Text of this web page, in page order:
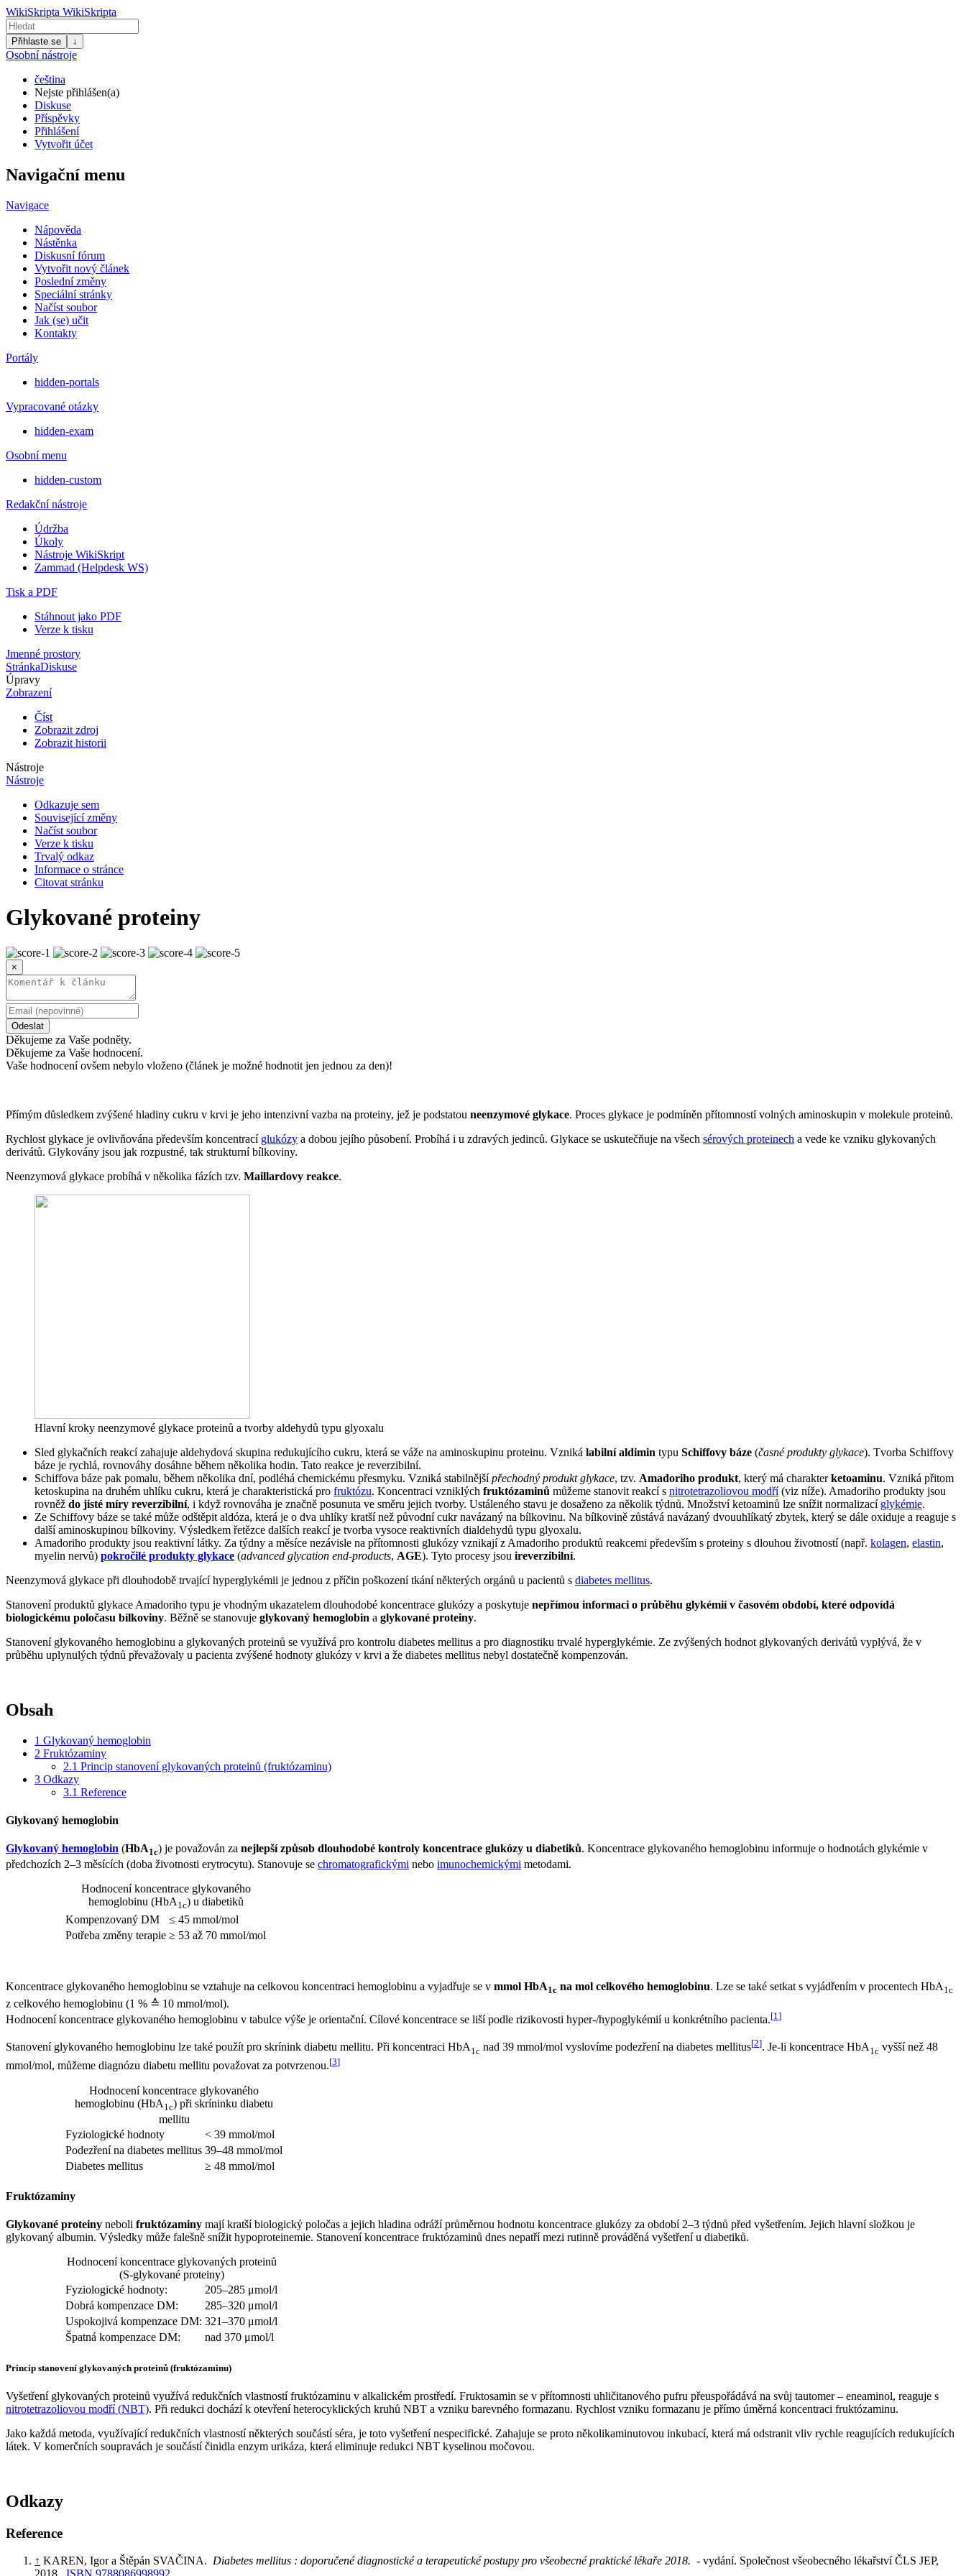
WikiSkripta WikiSkripta
Přihlaste se ↓
Osobní nástroje
čeština
Nejste přihlášen(a)
Diskuse
Příspěvky
Přihlášení
Vytvořit účet
Navigační menu
Navigace
Nápověda
Nástěnka
Diskusní fórum
Vytvořit nový článek
Poslední změny
Speciální stránky
Načíst soubor
Jak (se) učit
Kontakty
Portály
hidden-portals
Vypracované otázky
hidden-exam
Osobní menu
hidden-custom
Redakční nástroje
Údržba
Úkoly
Nástroje WikiSkript
Zammad (Helpdesk WS)
Tisk a PDF
Stáhnout jako PDF
Verze k tisku
Jmenné prostory
StránkaDiskuse
Úpravy
Zobrazení
Číst
Zobrazit zdroj
Zobrazit historii
Nástroje
Nástroje
Odkazuje sem
Související změny
Načíst soubor
Verze k tisku
Trvalý odkaz
Informace o stránce
Citovat stránku
Glykované proteiny
×
Odeslat
Děkujeme za Vaše podněty.
Děkujeme za Vaše hodnocení.
Vaše hodnocení ovšem nebylo vloženo (článek je možné hodnotit jen jednou za den)!
Přímým důsledkem zvýšené hladiny cukru v krvi je jeho intenzivní vazba na proteiny, jež je podstatou neenzymové glykace. Proces glykace je podmíněn přítomností volných aminoskupin v molekule proteinů.
Rychlost glykace je ovlivňována především koncentrací glukózy a dobou jejího působení. Probíhá i u zdravých jedinců. Glykace se uskutečňuje na všech sérových proteinech a vede ke vzniku glykovaných
derivátů. Glykovány jsou jak rozpustné, tak strukturní bílkoviny.
Neenzymová glykace probíhá v několika fázích tzv. Maillardovy reakce.
Hlavní kroky neenzymové glykace proteinů a tvorby aldehydů typu glyoxalu
Sled glykačních reakcí zahajuje aldehydová skupina redukujícího cukru, která se váže na aminoskupinu proteinu. Vzniká labilní aldimin typu Schiffovy báze (časné produkty glykace). Tvorba Schiffovy
báze je rychlá, rovnováhy dosáhne během několika hodin. Tato reakce je reverzibilní.
Schiffova báze pak pomalu, během několika dní, podléhá chemickému přesmyku. Vzniká stabilnějšípřechodný produkt glykace, tzv. Amadoriho produkt, který má charakterketoaminu. Vzniká přitom
ketoskupina na druhém uhlíku cukru, která je charakteristická pro fruktózu. Koncentraci vzniklých fruktózaminů můžeme stanovit reakcí s nitrotetrazoliovou modří(viz níže). Amadoriho produkty jsou
rovněž do jisté míry reverzibilní, i když rovnováha je značně posunuta ve směru jejich tvorby. Ustáleného stavu je dosaženo za několik týdnů. Množství ketoaminů lze snížit normalizací glykémie.
Ze Schiffovy báze se také může odštěpit aldóza, která je o dva uhlíky kratší než původní cukr navázaný na bílkovinu. Na bílkovině zůstává navázaný dvouuhlíkatý zbytek, který se dále oxiduje a reaguje s
další aminoskupinou bílkoviny. Výsledkem řetězce dalších reakcí je tvorba vysoce reaktivních dialdehydů typu glyoxalu.
Amadoriho produkty jsou reaktivní látky. Za týdny a měsíce nezávisle na přítomnosti glukózy vznikají z Amadoriho produktů reakcemi především s proteiny s dlouhou životností (např. kolagen, elastin,
myelin nervů) pokročilé produkty glykace (advanced glycation end-products, AGE). Tyto procesy jsou ireverzibilní.
Neenzymová glykace při dlouhodobě trvající hyperglykémii je jednou z příčin poškození tkání některých orgánů u pacientů s diabetes mellitus.
Stanovení produktů glykace Amadoriho typu je vhodným ukazatelem dlouhodobé koncentrace glukózy a poskytuje nepřímou informaci o průběhu glykémií v časovém období, které odpovídá
biologickému poločasu bílkoviny. Běžně se stanovuje glykovaný hemoglobin a glykované proteiny.
Stanovení glykovaného hemoglobinu a glykovaných proteinů se využívá pro kontrolu diabetes mellitus a pro diagnostiku trvalé hyperglykémie. Ze zvýšených hodnot glykovaných derivátů vyplývá, že v
průběhu uplynulých týdnů převažovaly u pacienta zvýšené hodnoty glukózy v krvi a že diabetes mellitus nebyl dostatečně kompenzován.
Obsah
1 Glykovaný hemoglobin
2 Fruktózaminy
2.1 Princip stanovení glykovaných proteinů (fruktózaminu)
3 Odkazy
3.1 Reference
Glykovaný hemoglobin
Glykovaný hemoglobin (HbA1c) je považován za nejlepší způsob dlouhodobé kontroly koncentrace glukózy u diabetiků. Koncentrace glykovaného hemoglobinu informuje o hodnotách glykémie v
předchozích 2–3 měsících (doba životnosti erytrocytu). Stanovuje se chromatografickými nebo imunochemickými metodami.
Hodnocení koncentrace glykovaného
hemoglobinu (HbA1c) u diabetiků
Kompenzovaný DM
≤ 45 mmol/mol
Potřeba změny terapie ≥ 53 až 70 mmol/mol
Koncentrace glykovaného hemoglobinu se vztahuje na celkovou koncentraci hemoglobinu a vyjadřuje se v mmol HbA1c na mol celkového hemoglobinu. Lze se také setkat s vyjádřením v procentech HbA1c
z celkového hemoglobinu (1 % ≙ 10 mmol/mol).
Hodnocení koncentrace glykovaného hemoglobinu v tabulce výše je orientační. Cílové koncentrace se liší podle rizikovosti hyper-/hypoglykémií u konkrétního pacienta.[1 ]
Stanovení glykovaného hemoglobinu lze také použít pro skrínink diabetu mellitu. Při koncentraci HbA 1c nad 39 mmol/mol vyslovíme podezření na diabetes mellitus[2]. Je-li koncentrace HbA 1c vyšší než 48
mmol/mol, můžeme diagnózu diabetu mellitu považovat za potvrzenou.[3]
Hodnocení koncentrace glykovaného
hemoglobinu (HbA 1c) při skríninku diabetu
mellitu
Fyziologické hodnoty
< 39 mmol/mol
Podezření na diabetes mellitus 39–48 mmol/mol
Diabetes mellitus
≥ 48 mmol/mol
Fruktózaminy
Glykované proteiny neboli fruktózaminy mají kratší biologický poločas a jejich hladina odráží průměrnou hodnotu koncentrace glukózy za období 2–3 týdnů před vyšetřením. Jejich hlavní složkou je
glykovaný albumin. Výsledky může falešně snížit hypoproteinemie. Stanovení koncentrace fruktózaminů dnes nepatří mezi rutinně prováděná vyšetření u diabetiků.
Hodnocení koncentrace glykovaných proteinů
(S-glykované proteiny)
Fyziologické hodnoty:
205–285 μmol/l
Dobrá kompenzace DM:
285–320 μmol/l
Uspokojivá kompenzace DM: 321–370 μmol/l
Špatná kompenzace DM:
nad 370 μmol/l
Princip stanovení glykovaných proteinů (fruktózaminu)
Vyšetření glykovaných proteinů využívá redukčních vlastností fruktózaminu v alkalickém prostředí. Fruktosamin se v přítomnosti uhličitanového pufru přeuspořádává na svůj tautomer – eneaminol, reaguje s
nitrotetrazoliovou modří (NBT). Při redukci dochází k otevření heterocyklických kruhů NBT a vzniku barevného formazanu. Rychlost vzniku formazanu je přímo úměrná koncentraci fruktózaminu.
Jako každá metoda, využívající redukčních vlastností některých součástí séra, je toto vyšetření nespecifické. Zahajuje se proto několikaminutovou inkubací, která má odstranit vliv rychle reagujících redukujících
látek. V komerčních soupravách je součástí činidla enzym urikáza, která eliminuje redukci NBT kyselinou močovou.
Odkazy
Reference
↑ KAREN, Igor a Štěpán SVAČINA. Diabetes mellitus : doporučené diagnostické a terapeutické postupy pro všeobecné praktické lékaře 2018. - vydání. Společnost všeobecného lékařství ČLS JEP,